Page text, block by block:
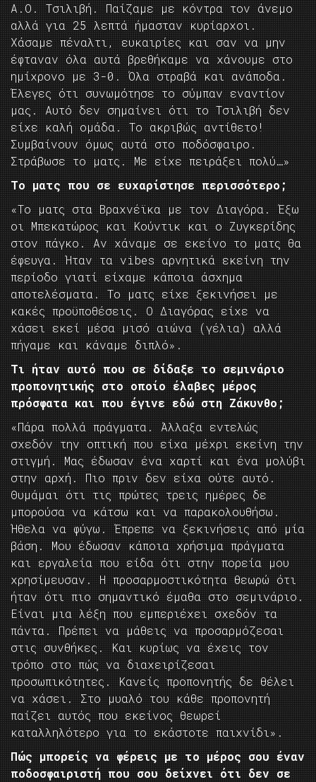
Α.Ο. Τσιλιβή. Παίζαμε με κόντρα τον άνεμο
αλλά για 25 λεπτά ήμασταν κυρίαρχοι.
Χάσαμε πέναλτι, ευκαιρίες και σαν να μην
έφταναν όλα αυτά βρεθήκαμε να χάνουμε στο
ημίχρονο με 3-0. Όλα στραβά και ανάποδα.
Έλεγες ότι συνωμότησε το σύμπαν εναντίον
μας. Αυτό δεν σημαίνει ότι το Τσιλιβή δεν
είχε καλή ομάδα. Το ακριβώς αντίθετο!
Συμβαίνουν όμως αυτά στο ποδόσφαιρο.
Στράβωσε το ματς. Με είχε πειράξει πολύ…»
Το ματς που σε ευχαρίστησε περισσότερο;
«Το ματς στα Βραχνέϊκα με τον Διαγόρα. Έξω
οι Μπεκατώρος και Κούντικ και ο Ζυγκερίδης
στον πάγκο. Αν χάναμε σε εκείνο το ματς θα
έφευγα. Ήταν τα vibes αρνητικά εκείνη την
περίοδο γιατί είχαμε κάποια άσχημα
αποτελέσματα. Το ματς είχε ξεκινήσει με
κακές προϋποθέσεις. Ο Διαγόρας είχε να
χάσει εκεί μέσα μισό αιώνα (γέλια) αλλά
πήγαμε και κάναμε διπλό».
Τι ήταν αυτό που σε δίδαξε το σεμινάριο
προπονητικής στο οποίο έλαβες μέρος
πρόσφατα και που έγινε εδώ στη Ζάκυνθο;
«Πάρα πολλά πράγματα. Άλλαξα εντελώς
σχεδόν την οπτική που είχα μέχρι εκείνη την
στιγμή. Μας έδωσαν ένα χαρτί και ένα μολύβι
στην αρχή. Πιο πριν δεν είχα ούτε αυτό.
Θυμάμαι ότι τις πρώτες τρεις ημέρες δε
μπορούσα να κάτσω και να παρακολουθήσω.
Ήθελα να φύγω. Έπρεπε να ξεκινήσεις από μία
βάση. Μου έδωσαν κάποια χρήσιμα πράγματα
και εργαλεία που είδα ότι στην πορεία μου
χρησίμευσαν. Η προσαρμοστικότητα θεωρώ ότι
ήταν ότι πιο σημαντικό έμαθα στο σεμινάριο.
Είναι μια λέξη που εμπεριέχει σχεδόν τα
πάντα. Πρέπει να μάθεις να προσαρμόζεσαι
στις συνθήκες. Και κυρίως να έχεις τον
τρόπο στο πώς να διαχειρίζεσαι
προσωπικότητες. Κανείς προπονητής δε θέλει
να χάσει. Στο μυαλό του κάθε προπονητή
παίζει αυτός που εκείνος θεωρεί
καταλληλότερο για το εκάστοτε παιχνίδι».
Πώς μπορείς να φέρεις με το μέρος σου έναν
ποδοσφαιριστή που σου δείχνει ότι δεν σε